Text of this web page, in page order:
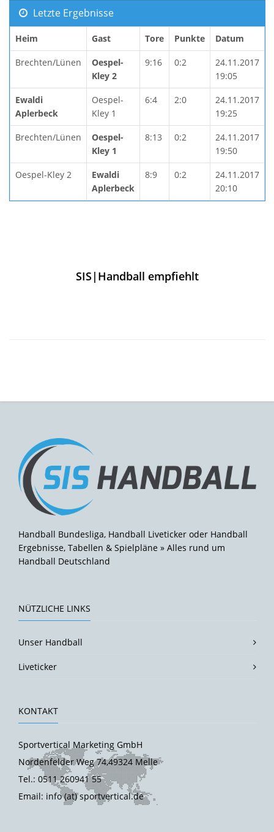
Letzte Ergebnisse
Heim Gast Tore Punkte Datum
Brechten/Lünen
Oespel-
Kley 2
9:16 0:2
24.11.2017
19:05
Ewaldi
Aplerbeck
Oespel-
Kley 1
6:4 2:0
24.11.2017
19:25
Brechten/Lünen
Oespel-
Kley 1
8:13 0:2
24.11.2017
19:50
Oespel-Kley 2
Ewaldi
Aplerbeck
8:9 0:2
24.11.2017
20:10
SIS|Handball empfiehlt
Handball Bundesliga, Handball Liveticker oder Handball
Ergebnisse, Tabellen & Spielpläne » Alles rund um
Handball Deutschland
NÜTZLICHE LINKS
Unser Handball
Liveticker
KONTAKT
Sportvertical Marketing GmbH
Nordenfelder Weg 74,49324 Melle
Tel.: 0511 260941 55
Email: info (at) sportvertical.de